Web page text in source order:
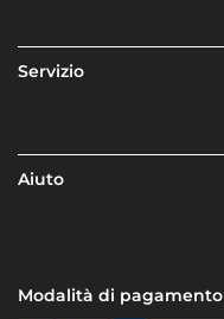
Servizio
Aiuto
Modalità di pagamento